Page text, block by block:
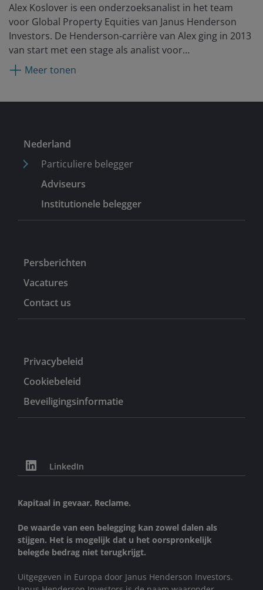
Alex Koslover is een onderzoeksanalist in het team
voor Global Property Equities van Janus Henderson
Investors. De Henderson-carrière van Alex ging in 2013
van start met een stage als analist voor
aandelenbeleggingen. Eerder deed hij ervaring op bij
Regatta Clothing in Xiamen (China) en liep hij twee
Meer tonen
Nederland
Particuliere belegger
Adviseurs
Institutionele belegger
Persberichten
Vacatures
Contact us
Privacybeleid
Cookiebeleid
Beveiligingsinformatie
LinkedIn
Kapitaal in gevaar. Reclame.
De waarde van een belegging kan zowel dalen als
stijgen. Het is mogelijk dat u het oorspronkelijk
belegde bedrag niet terugkrijgt.
Uitgegeven in Europa door Janus Henderson Investors.